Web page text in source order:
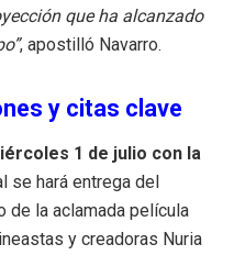
que ha alcanzado
, apostilló Navarro.
y citas clave
1 de julio con la
se hará entrega del
de la aclamada película
y creadoras Nuria